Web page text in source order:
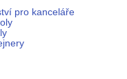
pro kanceláře